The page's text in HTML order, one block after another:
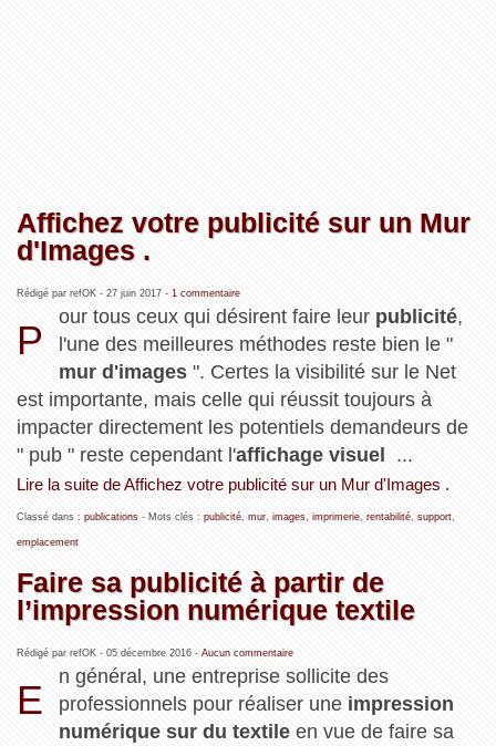
Affichez votre publicité sur un Mur
d'Images .
Rédigé par refOK - 27 juin 2017- 1 commentaire
P
our tous ceux qui désirent faire leur publicité,
l'une des meilleures méthodes reste bien le "
mur d'images ". Certes la visibilité sur le Net
est importante, mais celle qui réussit toujours à
impacter directement les potentiels demandeurs de
" pub " reste cependant l'affichage visuel ...
Lire la suite de Affichez votre publicité sur un Mur d'Images .
Classé dans : publications- Mots clés : publicité, mur, images, imprimerie, rentabilité, support,
emplacement
Faire sa publicité à partir de
l’impression numérique textile
Rédigé par refOK - 05 décembre 2016- Aucun commentaire
E
n général, une entreprise sollicite des
professionnels pour réaliser une impression
numérique sur du textile en vue de faire sa